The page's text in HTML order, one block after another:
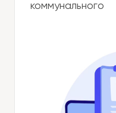
коммунального